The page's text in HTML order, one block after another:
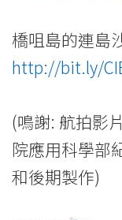
橋咀島的連島
http://bit.ly/
(鳴謝: 航拍影
院應用科學部
和後期製作)